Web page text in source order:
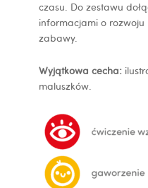
czasu. Do zestawu
informacjami o rozwoju
zabawy.
Wyjątkowa cecha:
maluszków.